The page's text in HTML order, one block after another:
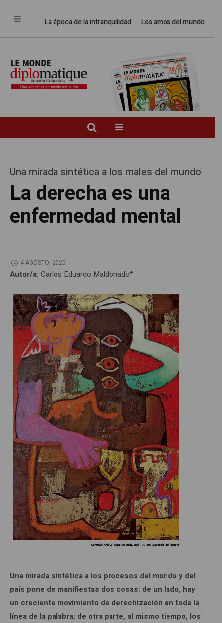
La época de la intranquilidad Los amos del mundo
Una mirada sintética a los males del mundo
La derecha es una
enfermedad mental
4 AGOSTO, 2025
Autor/a: Carlos Eduardo Maldonado*
Una mirada sintética a los procesos del mundo y del
país pone de manifiestas dos cosas: de un lado, hay
un creciente movimiento de derechización en toda la
línea de la palabra; de otra parte, al mismo tiempo, los